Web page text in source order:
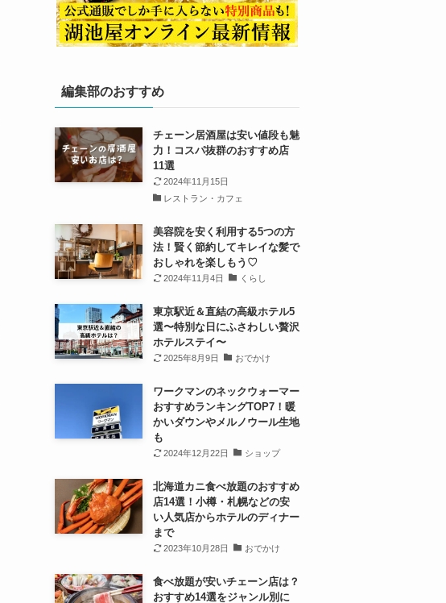
編集部のおすすめ
チェーン居酒屋は安い値段も魅
力！コスパ抜群のおすすめ店
11選
2024年11月15日
レストラン・カフェ
美容院を安く利用する5つの方
法！賢く節約してキレイな髪で
おしゃれを楽しもう♡
2024年11月4日 くらし
東京駅近＆直結の高級ホテル5
選〜特別な日にふさわしい贅沢
ホテルステイ〜
2025年8月9日 おでかけ
ワークマンのネックウォーマー
おすすめランキングTOP7！暖
かいダウンやメルノウール生地
も
2024年12月22日 ショップ
北海道カニ食べ放題のおすすめ
店14選！小樽・札幌などの安
い人気店からホテルのディナー
まで
2023年10月28日 おでかけ
食べ放題が安いチェーン店は？
おすすめ14選をジャンル別に